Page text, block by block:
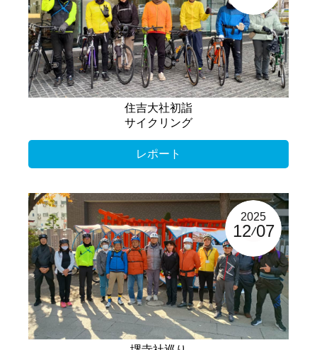
住吉大社初詣
サイクリング
レポート
2025
12 07